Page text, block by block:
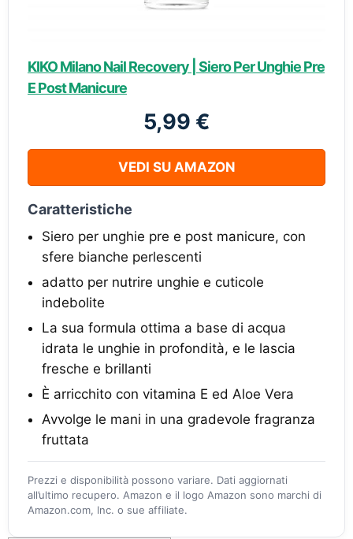
KIKO Milano Nail Recovery | Siero Per Unghie Pre
E Post Manicure
5,99 €
VEDI SU AMAZON
Caratteristiche
Siero per unghie pre e post manicure, con
sfere bianche perlescenti
adatto per nutrire unghie e cuticole
indebolite
La sua formula ottima a base di acqua
idrata le unghie in profondità, e le lascia
fresche e brillanti
È arricchito con vitamina E ed Aloe Vera
Avvolge le mani in una gradevole fragranza
fruttata
Prezzi e disponibilità possono variare. Dati aggiornati
all’ultimo recupero. Amazon e il logo Amazon sono marchi di
Amazon.com, Inc. o sue affiliate.